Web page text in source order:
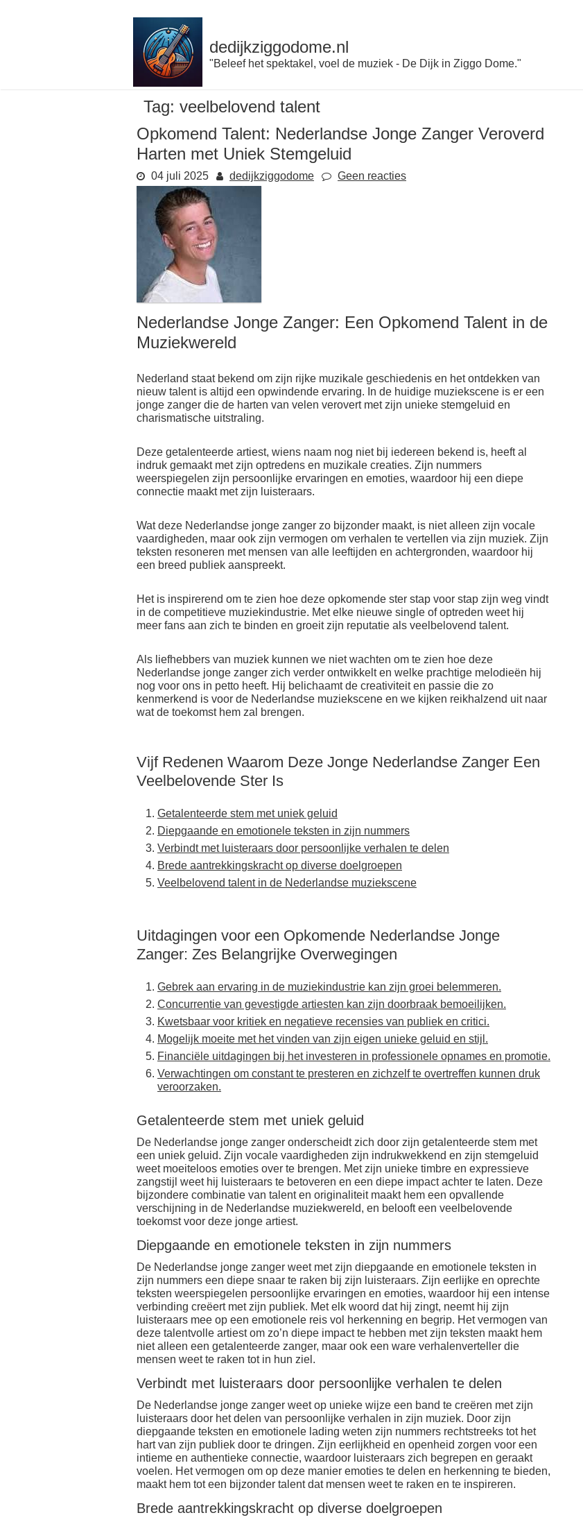
dedijkziggodome.nl
"Beleef het spektakel, voel de muziek - De Dijk in Ziggo Dome."
Tag: veelbelovend talent
Opkomend Talent: Nederlandse Jonge Zanger Veroverd
Harten met Uniek Stemgeluid
04 juli 2025 dedijkziggodome Geen reacties
Nederlandse Jonge Zanger: Een Opkomend Talent in de
Muziekwereld
Nederland staat bekend om zijn rijke muzikale geschiedenis en het ontdekken van
nieuw talent is altijd een opwindende ervaring. In de huidige muziekscene is er een
jonge zanger die de harten van velen verovert met zijn unieke stemgeluid en
charismatische uitstraling.
Deze getalenteerde artiest, wiens naam nog niet bij iedereen bekend is, heeft al
indruk gemaakt met zijn optredens en muzikale creaties. Zijn nummers
weerspiegelen zijn persoonlijke ervaringen en emoties, waardoor hij een diepe
connectie maakt met zijn luisteraars.
Wat deze Nederlandse jonge zanger zo bijzonder maakt, is niet alleen zijn vocale
vaardigheden, maar ook zijn vermogen om verhalen te vertellen via zijn muziek. Zijn
teksten resoneren met mensen van alle leeftijden en achtergronden, waardoor hij
een breed publiek aanspreekt.
Het is inspirerend om te zien hoe deze opkomende ster stap voor stap zijn weg vindt
in de competitieve muziekindustrie. Met elke nieuwe single of optreden weet hij
meer fans aan zich te binden en groeit zijn reputatie als veelbelovend talent.
Als liefhebbers van muziek kunnen we niet wachten om te zien hoe deze
Nederlandse jonge zanger zich verder ontwikkelt en welke prachtige melodieën hij
nog voor ons in petto heeft. Hij belichaamt de creativiteit en passie die zo
kenmerkend is voor de Nederlandse muziekscene en we kijken reikhalzend uit naar
wat de toekomst hem zal brengen.
Vijf Redenen Waarom Deze Jonge Nederlandse Zanger Een
Veelbelovende Ster Is
Getalenteerde stem met uniek geluid
Diepgaande en emotionele teksten in zijn nummers
Verbindt met luisteraars door persoonlijke verhalen te delen
Brede aantrekkingskracht op diverse doelgroepen
Veelbelovend talent in de Nederlandse muziekscene
Uitdagingen voor een Opkomende Nederlandse Jonge
Zanger: Zes Belangrijke Overwegingen
Gebrek aan ervaring in de muziekindustrie kan zijn groei belemmeren.
Concurrentie van gevestigde artiesten kan zijn doorbraak bemoeilijken.
Kwetsbaar voor kritiek en negatieve recensies van publiek en critici.
Mogelijk moeite met het vinden van zijn eigen unieke geluid en stijl.
Financiële uitdagingen bij het investeren in professionele opnames en promotie.
Verwachtingen om constant te presteren en zichzelf te overtreffen kunnen druk
veroorzaken.
Getalenteerde stem met uniek geluid
De Nederlandse jonge zanger onderscheidt zich door zijn getalenteerde stem met
een uniek geluid. Zijn vocale vaardigheden zijn indrukwekkend en zijn stemgeluid
weet moeiteloos emoties over te brengen. Met zijn unieke timbre en expressieve
zangstijl weet hij luisteraars te betoveren en een diepe impact achter te laten. Deze
bijzondere combinatie van talent en originaliteit maakt hem een opvallende
verschijning in de Nederlandse muziekwereld, en belooft een veelbelovende
toekomst voor deze jonge artiest.
Diepgaande en emotionele teksten in zijn nummers
De Nederlandse jonge zanger weet met zijn diepgaande en emotionele teksten in
zijn nummers een diepe snaar te raken bij zijn luisteraars. Zijn eerlijke en oprechte
teksten weerspiegelen persoonlijke ervaringen en emoties, waardoor hij een intense
verbinding creëert met zijn publiek. Met elk woord dat hij zingt, neemt hij zijn
luisteraars mee op een emotionele reis vol herkenning en begrip. Het vermogen van
deze talentvolle artiest om zo’n diepe impact te hebben met zijn teksten maakt hem
niet alleen een getalenteerde zanger, maar ook een ware verhalenverteller die
mensen weet te raken tot in hun ziel.
Verbindt met luisteraars door persoonlijke verhalen te delen
De Nederlandse jonge zanger weet op unieke wijze een band te creëren met zijn
luisteraars door het delen van persoonlijke verhalen in zijn muziek. Door zijn
diepgaande teksten en emotionele lading weten zijn nummers rechtstreeks tot het
hart van zijn publiek door te dringen. Zijn eerlijkheid en openheid zorgen voor een
intieme en authentieke connectie, waardoor luisteraars zich begrepen en geraakt
voelen. Het vermogen om op deze manier emoties te delen en herkenning te bieden,
maakt hem tot een bijzonder talent dat mensen weet te raken en te inspireren.
Brede aantrekkingskracht op diverse doelgroepen